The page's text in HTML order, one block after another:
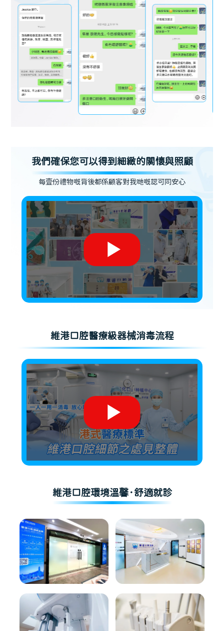
我們確保您可以得到細緻的關懷與照顧
每壹份禮物嘅背後都係顧客對我哋嘅認可同安心
維港口腔醫療級器械消毒流程
維港口腔環境溫馨·舒適就診